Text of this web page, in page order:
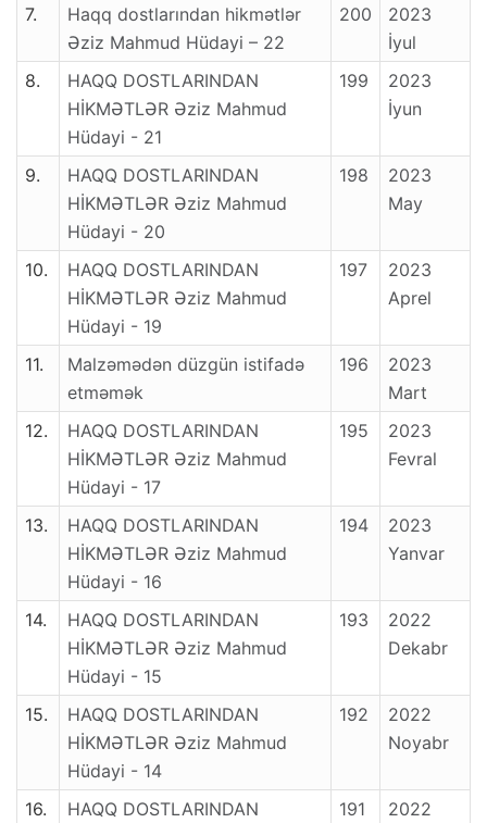
bütün kardeş millet ve topluluklardan gelen
gençlere maddî ve mânevî destekte
bulunarak yetişmelerinde yardımcı oldu.
Tarih, edebiyat ve şiire merakı sebebiyle
1990’lı yıllardan sonra yazı hayatına başladı.
Kitapları birçok dile çevrilen Osman Nûri
TOPBAŞ Hocaefendi, bu dillerin
konuşulduğu ülkelerden gelen seminer,
konferans ve panel tekliflerini kabul ederek,
fikirlerini paylaşmakta ve bunu insanlığa
hizmet anlayışı içerisinde sürdürmektedir.
Bazı Eserleri:
Ebediyet Yolculuğu
Vakıf İnfak Hizmet
Toplumun Kalbindeki Yara İsraf
İmandan İhsana Tasavvuf
İnsan Denilen Muammâ
İmandan İhsâna Hak Yolculuğu
Hz. Muhammed Mustafa-1 (Mekke devri)
Hz. Muhammed Mustafa-2 (Medine devri)
7.
Haqq dostlarından hikmətlər
Əziz Mahmud Hüdayi – 22
200
2023
İyul
8.
HAQQ DOSTLARINDAN
HİKMƏTLƏR Əziz Mahmud
Hüdayi - 21
199
2023
İyun
9.
HAQQ DOSTLARINDAN
HİKMƏTLƏR Əziz Mahmud
Hüdayi - 20
198
2023
May
10.
HAQQ DOSTLARINDAN
HİKMƏTLƏR Əziz Mahmud
Hüdayi - 19
197
2023
Aprel
11.
Malzəmədən düzgün istifadə
etməmək
196
2023
Mart
12.
HAQQ DOSTLARINDAN
HİKMƏTLƏR Əziz Mahmud
Hüdayi - 17
195
2023
Fevral
13.
HAQQ DOSTLARINDAN
HİKMƏTLƏR Əziz Mahmud
Hüdayi - 16
194
2023
Yanvar
14.
HAQQ DOSTLARINDAN
HİKMƏTLƏR Əziz Mahmud
Hüdayi - 15
193
2022
Dekabr
15.
HAQQ DOSTLARINDAN
HİKMƏTLƏR Əziz Mahmud
Hüdayi - 14
192
2022
Noyabr
16.
HAQQ DOSTLARINDAN
191
2022